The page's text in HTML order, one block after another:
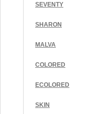
SEVENTY
SHARON
MALVA
COLORED
ECOLORED
SKIN